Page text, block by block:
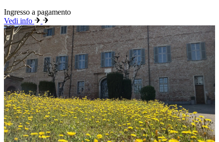
Ingresso a pagamento
Vedi info